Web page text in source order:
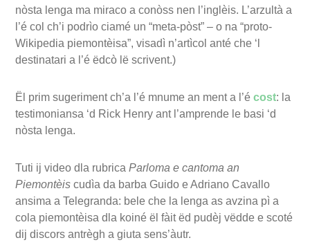
nòsta lenga ma miraco a conòss nen l’inglèis. L’arzultà a
l’é col ch’i podrìo ciamé un “meta-pòst” – o na “proto-
Wikipedia piemontèisa”, visadì n’artìcol anté che ‘l
destinatari a l’é ëdcò lë scrivent.)
Ël prim sugeriment ch’a l’é mnume an ment a l’écost: la
testimoniansa ‘d Rick Henry ant l’amprende le basi ‘d
nòsta lenga.
Tuti ij video dla rubricaParloma e cantoma an
Piemontèis cudìa da barba Guido e Adriano Cavallo
ansima a Telegranda: bele che la lenga as avzina pì a
cola piemontèisa dla koiné ël fàit ëd pudèj vëdde e scoté
dij discors antrègh a giuta sens’àutr.